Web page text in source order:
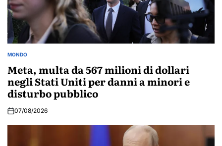
POSTED
MONDO
Meta, multa da 567 milioni di dollari
negli Stati Uniti per danni a minori e
disturbo pubblico
07/08/2026